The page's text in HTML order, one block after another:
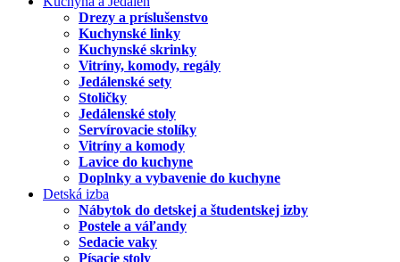
Drezy a príslušenstvo
Kuchynské linky
Kuchynské skrinky
Vitríny, komody, regály
Jedálenské sety
Stoličky
Jedálenské stoly
Servírovacie stolíky
Vitríny a komody
Lavice do kuchyne
Doplnky a vybavenie do kuchyne
Detská izba
Nábytok do detskej a študentskej izby
Postele a váľandy
Sedacie vaky
Písacie stoly